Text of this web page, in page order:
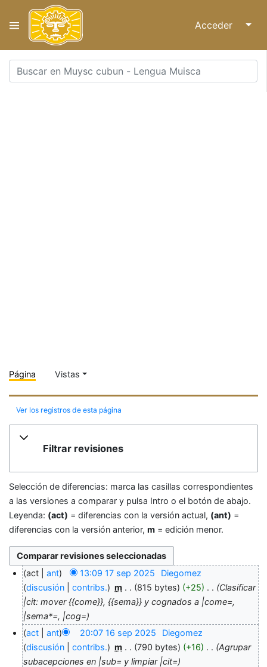
Acceder ↓
Página Vistas
Ver los registros de esta página
Filtrar revisiones
Selección de diferencias: marca las casillas correspondientes
a las versiones a comparar y pulsa Intro o el botón de abajo.
Leyenda: (act) = diferencias con la versión actual, (ant) =
diferencias con la versión anterior, m = edición menor.
act ant 13:09 17 sep 2025
Diegomez
discusión
contribs. m 815 bytes +25
Clasificar
|cit: mover {{come}}, {{sema}} y cognados a |come=,
|sema*=, |cog=
act
ant 20:07 16 sep 2025
Diegomez
discusión
contribs. m 790 bytes +16
Agrupar
subacepciones en |sub= y limpiar |cit=